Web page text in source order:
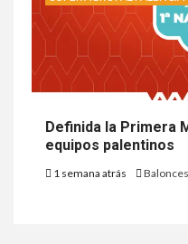
Definida la Primera
equipos palentinos
1 semana atrás